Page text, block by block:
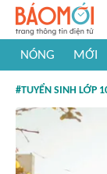
NÓNG MỚI
#Khám phá thế giới
#TUYỂN SINH LỚP